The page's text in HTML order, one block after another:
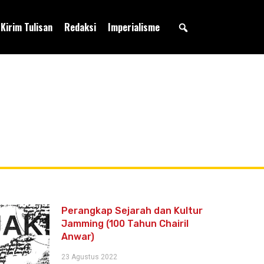
Kirim Tulisan Redaksi Imperialisme
Perangkap Sejarah dan Kultur
Jamming (100 Tahun Chairil
Anwar)
23 Agustus 2022